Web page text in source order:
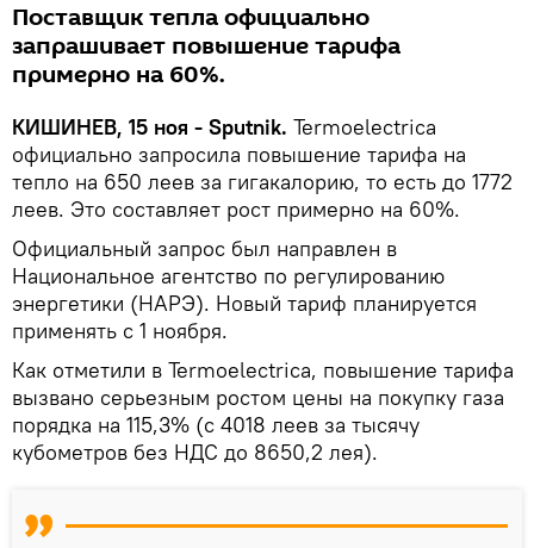
Поставщик тепла официально
запрашивает повышение тарифа
примерно на 60%.
КИШИНЕВ, 15 ноя - Sputnik. Termoelectrica
официально запросила повышение тарифа на
тепло на 650 леев за гигакалорию, то есть до 1772
леев. Это составляет рост примерно на 60%.
Официальный запрос был направлен в
Национальное агентство по регулированию
энергетики (НАРЭ). Новый тариф планируется
применять с 1 ноября.
Как отметили в Termoelectrica, повышение тарифа
вызвано серьезным ростом цены на покупку газа
порядка на 115,3% (с 4018 леев за тысячу
кубометров без НДС до 8650,2 лея).